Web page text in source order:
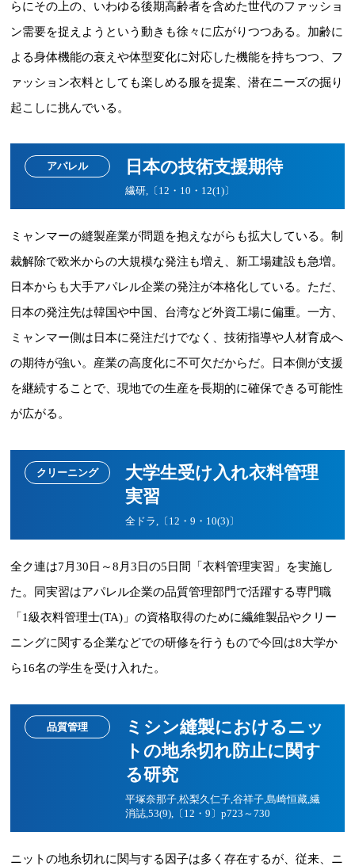
らにその上の、いわゆる後期高齢者を含めた世代のファッショ
ン需要を捉えようという動きも徐々に広がりつつある。加齢に
よる身体機能の衰えや体型変化に対応した機能を持ちつつ、フ
ァッション衣料としても楽しめる服を提案、潜在ニーズの掘り
起こしに挑んでいる。
アパレル 日本の技術支援期待
繊研,〔12・10・12(1)〕
ミャンマーの縫製産業が問題を抱えながらも拡大している。制
裁解除で欧米からの大規模な発注も増え、新工場建設も急増。
日本からも大手アパレル企業の発注が本格化している。ただ、
日本の発注先は韓国や中国、台湾など外資工場に偏重。一方、
ミャンマー側は日本に発注だけでなく、技術指導や人材育成へ
の期待が強い。産業の高度化に不可欠だからだ。日本側が支援
を継続することで、現地での生産を長期的に確保できる可能性
が広がる。
クリーニング
大学生受け入れ衣料管理
実習
全ドラ,〔12・9・10(3)〕
全ク連は7月30日～8月3日の5日間「衣料管理実習」を実施し
た。同実習はアパレル企業の品質管理部門で活躍する専門職
「1級衣料管理士(TA)」の資格取得のために繊維製品やクリー
ニングに関する企業などでの研修を行うもので今回は8大学か
ら16名の学生を受け入れた。
品質管理
ミシン縫製におけるニッ
トの地糸切れ防止に関す
る研究
平塚奈那子,松梨久仁子,谷祥子,島崎恒藏,繊
消誌,53(9),〔12・9〕p723～730
ニットの地糸切れに関与する因子は多く存在するが、従来、ニ